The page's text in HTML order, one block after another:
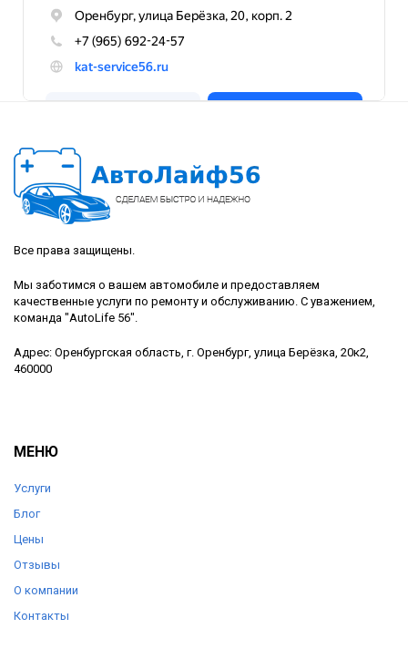
Все права защищены.
Мы заботимся о вашем автомобиле и предоставляем
качественные услуги по ремонту и обслуживанию. С уважением,
команда "AutoLife 56".
Адрес: Оренбургская область, г. Оренбург, улица Берёзка, 20к2,
460000
МЕНЮ
Услуги
Блог
Цены
Отзывы
О компании
Контакты